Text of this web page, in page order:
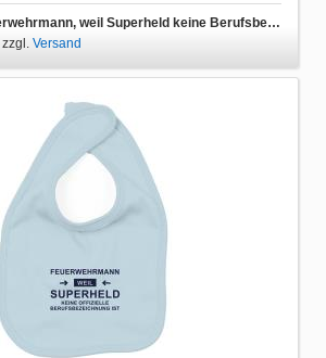
Kinder T-Shirt Feuerwehrmann, weil Superheld keine Berufsbezeichnung ist
zzgl. Versand